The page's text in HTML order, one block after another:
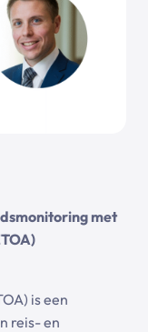
met
is een
reis- en